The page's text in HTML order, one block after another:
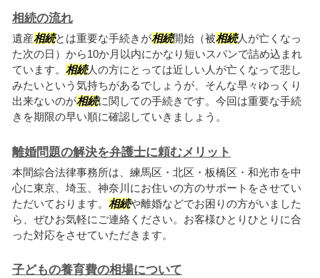
相続の流れ
遺産相続とは重要な手続きが相続開始（被相続人が亡くなっ
た次の日）から10か月以内にかなり短いスパンで詰め込まれ
ています。 相続人の方にとっては近しい人が亡くなって悲し
みたいという気持ちがあるでしょうが、そんな早々ゆっくり
出来ないのが相続に関しての手続きです。今回は重要な手続
きを期限の早い順に確認していきましょう。
離婚問題の解決を弁護士に頼むメリット
本間綜合法律事務所は、練馬区・北区・板橋区・和光市を中
心に東京、埼玉、神奈川にお住いの方のサポートをさせてい
ただいております。 相続や離婚などでお困りの方がいました
ら、ぜひお気軽にご連絡ください。お客様ひとりひとりに合
った対応をさせていただきます。
子どもの養育費の相場について